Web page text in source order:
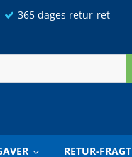
365 dages retur-ret
RETUR-FRAGT